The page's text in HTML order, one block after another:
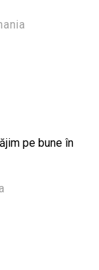
pe bune în